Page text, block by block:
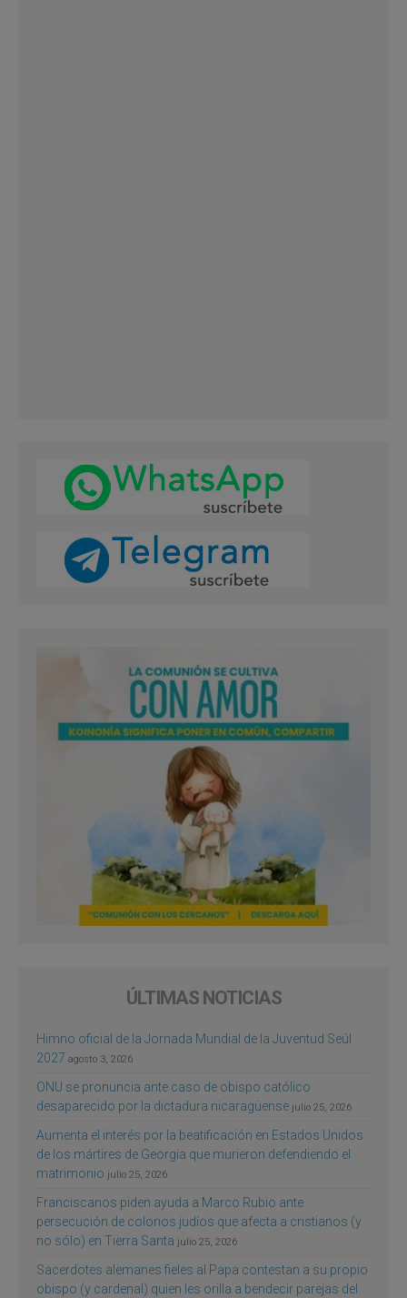
ÚLTIMAS NOTICIAS
Himno oficial de la Jornada Mundial de la Juventud Seúl
2027 agosto 3, 2026
ONU se pronuncia ante caso de obispo católico
desaparecido por la dictadura nicaragüense julio 25, 2026
Aumenta el interés por la beatificación en Estados Unidos
de los mártires de Georgia que murieron defendiendo el
matrimonio julio 25, 2026
Franciscanos piden ayuda a Marco Rubio ante
persecución de colonos judíos que afecta a cristianos (y
no sólo) en Tierra Santa julio 25, 2026
Sacerdotes alemanes fieles al Papa contestan a su propio
obispo (y cardenal) quien les orilla a bendecir parejas del